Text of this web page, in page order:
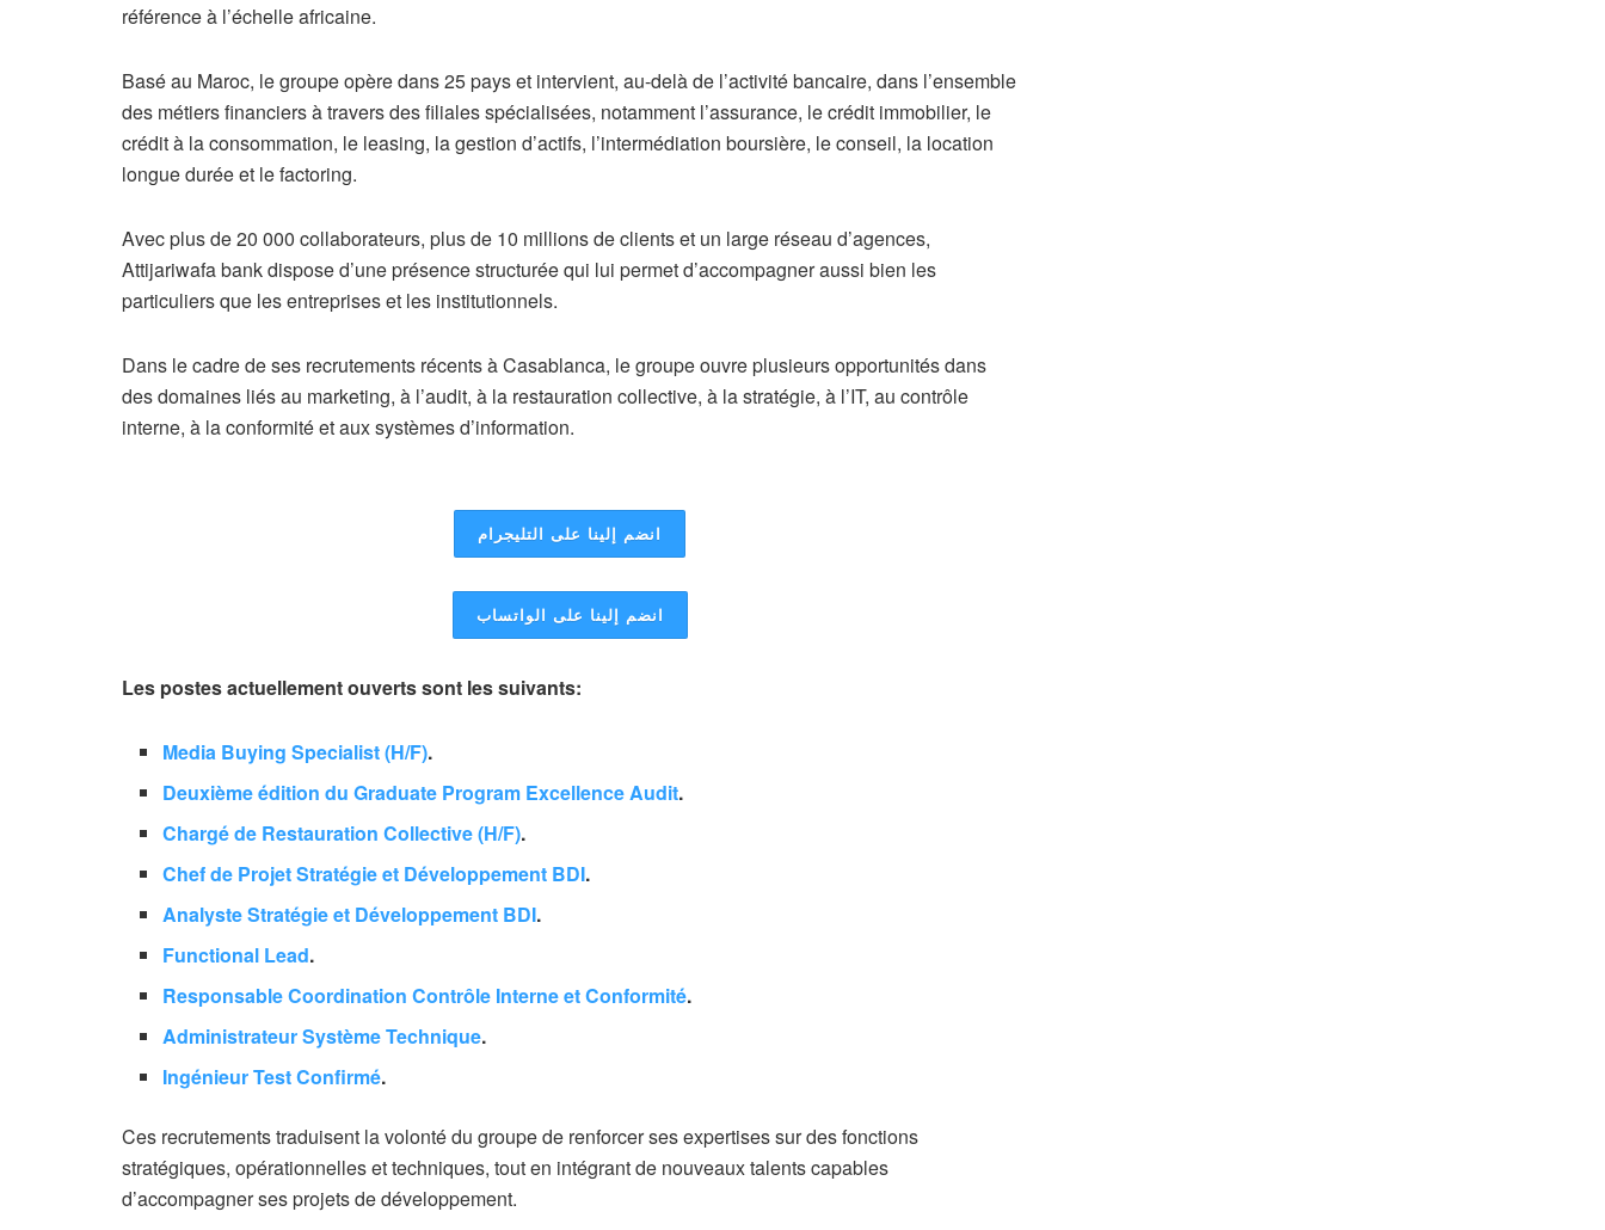
référence à l’échelle africaine.
Basé au Maroc, le groupe opère dans 25 pays et intervient, au-delà de l’activité bancaire, dans l’ensemble
des métiers financiers à travers des filiales spécialisées, notamment l’assurance, le crédit immobilier, le
crédit à la consommation, le leasing, la gestion d’actifs, l’intermédiation boursière, le conseil, la location
longue durée et le factoring.
Avec plus de 20 000 collaborateurs, plus de 10 millions de clients et un large réseau d’agences,
Attijariwafa bank dispose d’une présence structurée qui lui permet d’accompagner aussi bien les
particuliers que les entreprises et les institutionnels.
Dans le cadre de ses recrutements récents à Casablanca, le groupe ouvre plusieurs opportunités dans
des domaines liés au marketing, à l’audit, à la restauration collective, à la stratégie, à l’IT, au contrôle
interne, à la conformité et aux systèmes d’information.
انضم إلينا على التليجرام
انضم إلينا على الواتساب
Les postes actuellement ouverts sont les suivants:
Media Buying Specialist (H/F).
Deuxième édition du Graduate Program Excellence Audit.
Chargé de Restauration Collective (H/F).
Chef de Projet Stratégie et Développement BDI.
Analyste Stratégie et Développement BDI.
Functional Lead.
Responsable Coordination Contrôle Interne et Conformité.
Administrateur Système Technique.
Ingénieur Test Confirmé.
Ces recrutements traduisent la volonté du groupe de renforcer ses expertises sur des fonctions
stratégiques, opérationnelles et techniques, tout en intégrant de nouveaux talents capables
d’accompagner ses projets de développement.